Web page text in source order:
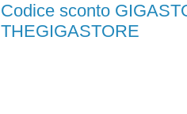
Codice sconto
THEGIGASTORE